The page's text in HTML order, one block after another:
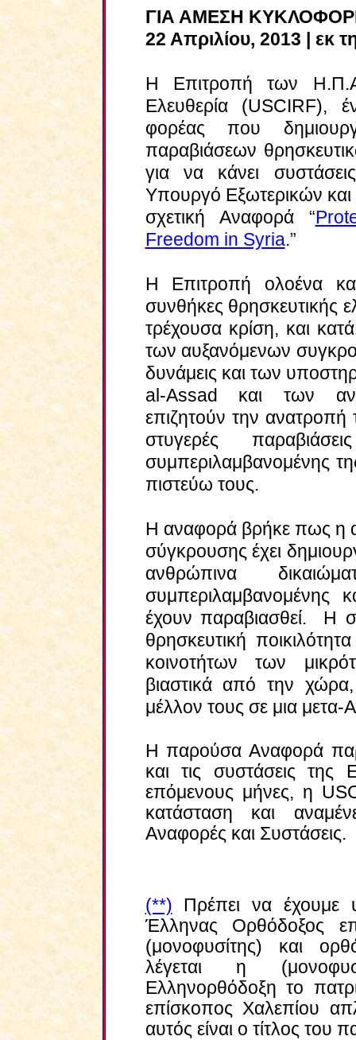
ΓΙΑ ΑΜΕΣΗ
22 Απριλίου, 2013 | εκ
Η Επιτροπή των
Ελευθερία (USCIRF),
φορέας που
παραβιάσεων
για να κάνει
Υπουργό Εξωτερικών
σχετική Αναφορά “
Freedom in Syria.”
Η Επιτροπή ολοένα
συνθήκες θρησκευτικής
τρέχουσα κρίση, και
των αυξανόμενων
δυνάμεις και των
al -Assad και των
επιζητούν την ανατροπή
στυγερές
συμπεριλαμβανομένης
πιστεύω τους.
Η αναφορά βρήκε πως η
σύγκρουσης έχει
ανθρώπινα
συμπεριλαμβανομένης
έχουν παραβιασθεί. Η
θρησκευτική
κοινοτήτων των
βιαστικά από την
μέλλον τους σε μια
Η παρούσα Αναφορά
και τις συστάσεις της
επόμενους μήνες, η
κατάσταση και
Αναφορές και Συστάσεις.
(**) Πρέπει να έχουμε
Έλληνας Ορθόδοξος
(μονοφυσίτης) και
λέγεται η
Ελληνορθόδοξη το
επίσκοπος Χαλεπίου
αυτός είναι ο τίτλος του